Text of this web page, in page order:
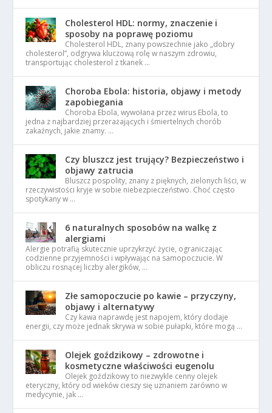
Cholesterol HDL: normy, znaczenie i
sposoby na poprawę poziomu
Cholesterol HDL, znany powszechnie jako „dobry
cholesterol”, odgrywa kluczową rolę w naszym zdrowiu,
transportując cholesterol z tkanek …
Choroba Ebola: historia, objawy i metody
zapobiegania
Choroba Ebola, wywołana przez wirus Ebola, to
jedna z najbardziej przerażających i śmiertelnych chorób
zakaźnych, jakie znamy. …
Czy bluszcz jest trujący? Bezpieczeństwo i
objawy zatrucia
Bluszcz pospolity, znany z pięknych, zielonych liści, w
rzeczywistości kryje w sobie niebezpieczeństwo. Choć często
spotykany w …
6 naturalnych sposobów na walkę z
alergiami
Alergie potrafią skutecznie uprzykrzyć życie, ograniczając
codzienne przyjemności i wpływając na samopoczucie. W
obliczu rosnącej liczby alergików, …
Złe samopoczucie po kawie – przyczyny,
objawy i alternatywy
Czy kawa naprawdę jest napojem, który dodaje
energii, czy może jednak skrywa w sobie pułapki, które mogą …
Olejek goździkowy – zdrowotne i
kosmetyczne właściwości eugenolu
Olejek goździkowy to niezwykle cenny olejek
eteryczny, który od wieków cieszy się uznaniem zarówno w
medycynie, jak …